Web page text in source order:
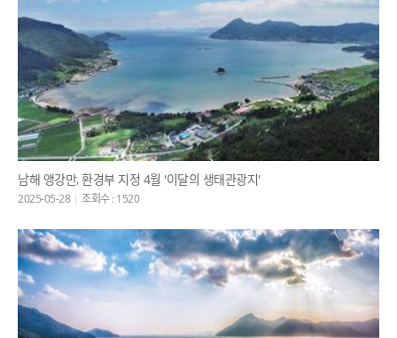
남해 앵강만, 환경부 지정 4월 '이달의 생태관광지'
2025-05-28 조회수 : 1520